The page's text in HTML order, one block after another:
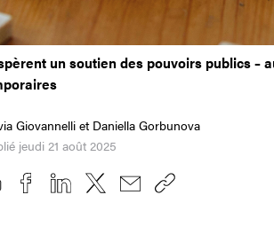
un soutien des pouvoirs publics –
Giovannelli et Daniella Gorbunova
jeudi 21 août 2025